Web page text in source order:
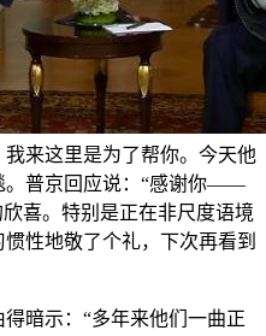
来这里是为了帮你。今天他
。普京回应说：“感谢你——
喜。特别是正在非尺度语境
性地敬了个礼，下次再看到
暗示：“多年来他们一曲正